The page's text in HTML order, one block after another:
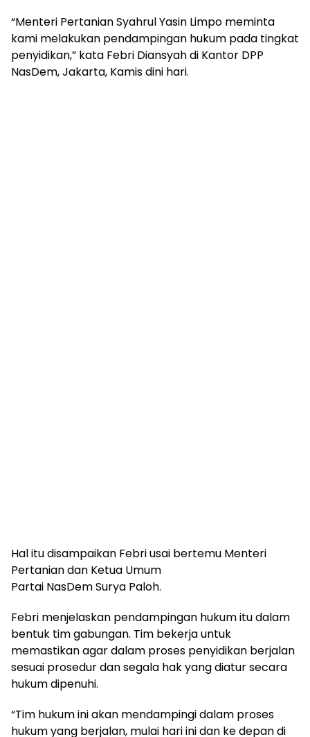
“Menteri Pertanian Syahrul Yasin Limpo meminta
kami melakukan pendampingan hukum pada tingkat
penyidikan,” kata Febri Diansyah di Kantor DPP
NasDem, Jakarta, Kamis dini hari.
Hal itu disampaikan Febri usai bertemu Menteri
Pertanian dan Ketua Umum
Partai NasDem Surya Paloh.
Febri menjelaskan pendampingan hukum itu dalam
bentuk tim gabungan. Tim bekerja untuk
memastikan agar dalam proses penyidikan berjalan
sesuai prosedur dan segala hak yang diatur secara
hukum dipenuhi.
“Tim hukum ini akan mendampingi dalam proses
hukum yang berjalan, mulai hari ini dan ke depan di